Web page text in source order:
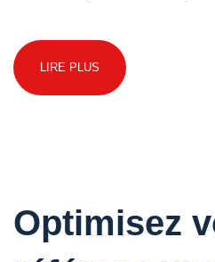
LIRE PLUS
Optimisez